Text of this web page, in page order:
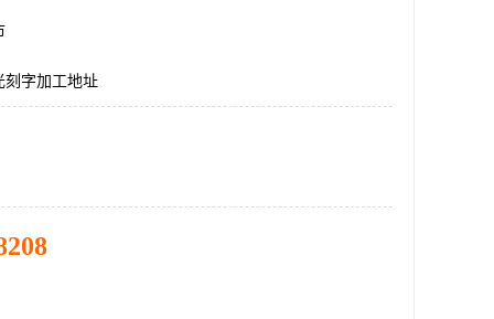
刻字加工地址